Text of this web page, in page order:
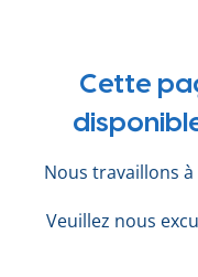
Cette
Nous travaillons
Veuillez nous